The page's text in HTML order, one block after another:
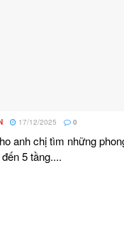
17/12/2025 0
anh chị tìm những
5 tầng....